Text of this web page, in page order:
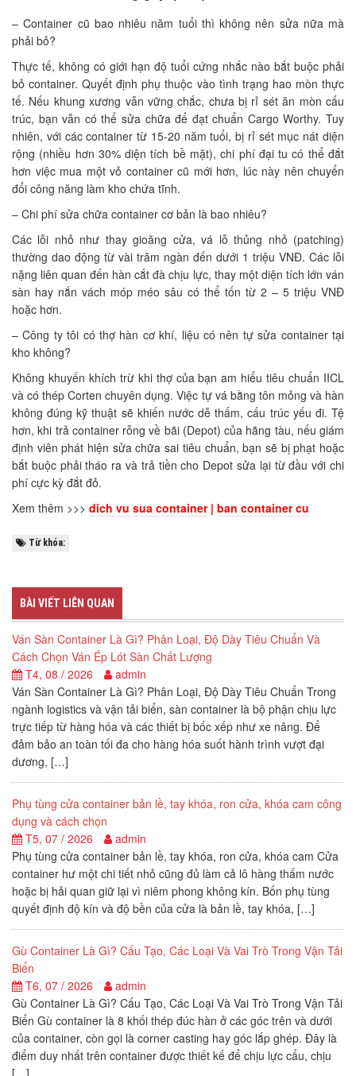
– Container cũ bao nhiêu năm tuổi thì không nên sửa nữa mà
phải bỏ?
Thực tế, không có giới hạn độ tuổi cứng nhắc nào bắt buộc phải
bỏ container. Quyết định phụ thuộc vào tình trạng hao mòn thực
tế. Nếu khung xương vẫn vững chắc, chưa bị rỉ sét ăn mòn cấu
trúc, bạn vẫn có thể sửa chữa để đạt chuẩn Cargo Worthy. Tuy
nhiên, với các container từ 15-20 năm tuổi, bị rỉ sét mục nát diện
rộng (nhiều hơn 30% diện tích bề mặt), chi phí đại tu có thể đắt
hơn việc mua một vỏ container cũ mới hơn, lúc này nên chuyển
đổi công năng làm kho chứa tĩnh.
– Chi phí sửa chữa container cơ bản là bao nhiêu?
Các lỗi nhỏ như thay gioăng cửa, vá lỗ thủng nhỏ (patching)
thường dao động từ vài trăm ngàn đến dưới 1 triệu VNĐ. Các lỗi
nặng liên quan đến hàn cắt đà chịu lực, thay một diện tích lớn ván
sàn hay nắn vách móp méo sâu có thể tốn từ 2 – 5 triệu VNĐ
hoặc hơn.
– Công ty tôi có thợ hàn cơ khí, liệu có nên tự sửa container tại
kho không?
Không khuyến khích trừ khi thợ của bạn am hiểu tiêu chuẩn IICL
và có thép Corten chuyên dụng. Việc tự vá bằng tôn mỏng và hàn
không đúng kỹ thuật sẽ khiến nước dễ thấm, cấu trúc yếu đi. Tệ
hơn, khi trả container rỗng về bãi (Depot) của hãng tàu, nếu giám
định viên phát hiện sửa chữa sai tiêu chuẩn, bạn sẽ bị phạt hoặc
bắt buộc phải tháo ra và trả tiền cho Depot sửa lại từ đầu với chi
phí cực kỳ đắt đỏ.
Xem thêm >>> dich vu sua container| ban container cu
Từ khóa:
BÀI VIẾT LIÊN QUAN
Ván Sàn Container Là Gì? Phân Loại, Độ Dày Tiêu Chuẩn Và
Cách Chọn Ván Ép Lót Sàn Chất Lượng
T4, 08 / 2026
admin
Ván Sàn Container Là Gì? Phân Loại, Độ Dày Tiêu Chuẩn Trong
ngành logistics và vận tải biển, sàn container là bộ phận chịu lực
trực tiếp từ hàng hóa và các thiết bị bốc xếp như xe nâng. Để
đảm bảo an toàn tối đa cho hàng hóa suốt hành trình vượt đại
dương, […]
Phụ tùng cửa container bản lề, tay khóa, ron cửa, khóa cam công
dụng và cách chọn
T5, 07 / 2026
admin
Phụ tùng cửa container bản lề, tay khóa, ron cửa, khóa cam Cửa
container hư một chi tiết nhỏ cũng đủ làm cả lô hàng thấm nước
hoặc bị hải quan giữ lại vì niêm phong không kín. Bốn phụ tùng
quyết định độ kín và độ bền của cửa là bản lề, tay khóa, […]
Gù Container Là Gì? Cấu Tạo, Các Loại Và Vai Trò Trong Vận Tải
Biển
T6, 07 / 2026
admin
Gù Container Là Gì? Cấu Tạo, Các Loại Và Vai Trò Trong Vận Tải
Biển Gù container là 8 khối thép đúc hàn ở các góc trên và dưới
của container, còn gọi là corner casting hay góc lắp ghép. Đây là
điểm duy nhất trên container được thiết kế để chịu lực cẩu, chịu